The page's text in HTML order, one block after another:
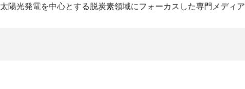
太陽光発電を中心とする脱炭素領域にフォーカスした専門メディア